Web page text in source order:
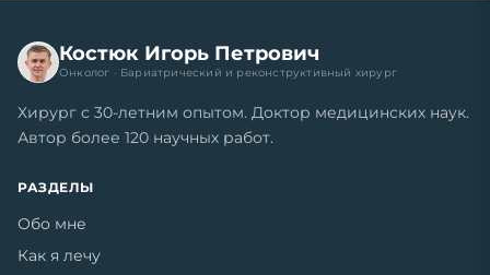
Костюк Игорь Петрович
Онколог · Бариатрический и реконструктивный хирург
Хирург с 30-летним опытом. Доктор медицинских наук.
Автор более 120 научных работ.
РАЗДЕЛЫ
Обо мне
Как я лечу